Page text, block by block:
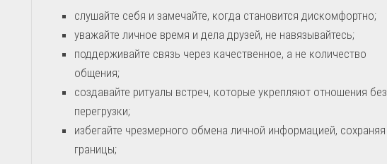
слушайте себя и замечайте, когда становится дискомфортно;
уважайте личное время и дела друзей, не навязывайтесь;
поддерживайте связь через качественное, а не количество
общения;
создавайте ритуалы встреч, которые укрепляют отношения без
перегрузки;
избегайте чрезмерного обмена личной информацией, сохраняя
границы;